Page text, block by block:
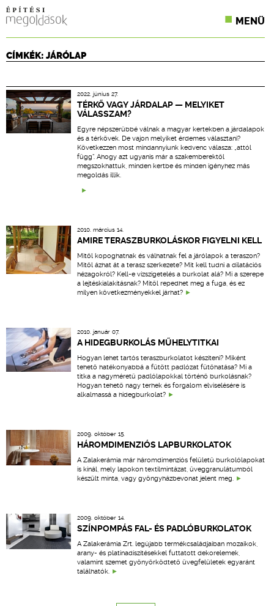
MENÜ
CPR TERMÉKKIÍRÁS
ÉPÍTÉSI JOG
ONLINE KÉPZÉSEK
TERVEZÉSI SEGÉDLETEK
CÍMKÉK: JÁRÓLAP
2022. június 27.
TÉRKŐ VAGY JÁRDALAP — MELYIKET
VÁLASSZAM?
Egyre népszerűbbé válnak a magyar kertekben a járdalapok
és a térkövek. De vajon melyiket érdemes választani?
Következzen most mindannyiunk kedvenc válasza: „attól
függ”. Ahogy azt ugyanis már a szakemberektől
megszokhattuk, minden kertbe és minden igényhez más
megoldás illik.
2010. március 14.
AMIRE TERASZBURKOLÁSKOR FIGYELNI KELL
Mitől kopoghatnak és válhatnak fel a járólapok a teraszon?
Mitől ázhat át a terasz szerkezete? Mit kell tudni a dilatációs
hézagokról? Kell-e vízszigetelés a burkolat alá? Mi a szerepe
a lejtéskialakításnak? Mitől repedhet meg a fuga, és ez
milyen következményekkel járhat?
2010. január 07.
A HIDEGBURKOLÁS MŰHELYTITKAI
Hogyan lehet tartós teraszburkolatot készíteni? Miként
tehető hatékonyabbá a fűtött padlózat fűtőhatása? Mi a
titka a nagyméretű padlólapokkal történő burkolásnak?
Hogyan tehető nagy terhek és forgalom elviselésére is
alkalmassá a hidegburkolat?
2009. október 15.
HÁROMDIMENZIÓS LAPBURKOLATOK
A Zalakerámia már háromdimenziós felületű burkolólapokat
is kínál, mely lapokon textilmintázat, üveggranulátumból
készült minta, vagy gyöngyházbevonat jelent meg.
2009. október 14.
SZÍNPOMPÁS FAL- ÉS PADLÓBURKOLATOK
A Zalakerámia Zrt. legújabb termékcsaládjaiban mozaikok,
arany- és platinadíszítésekkel futtatott dekorelemek,
valamint szemet gyönyörködtető üvegfelületek egyaránt
találhatók.